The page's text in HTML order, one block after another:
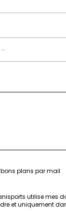
-
plans par mail
utilise mes
et uniquement